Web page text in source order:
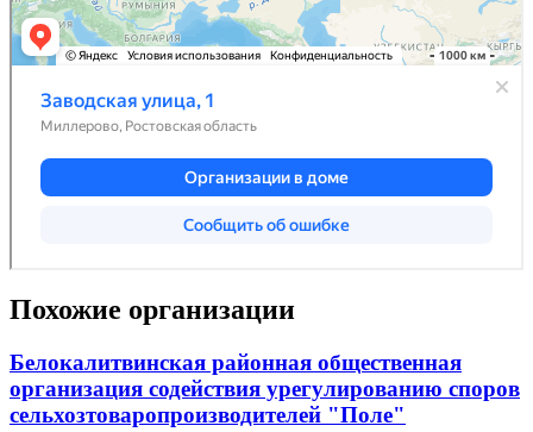
Похожие организации
Белокалитвинская районная общественная
организация содействия урегулированию споров
сельхозтоваропроизводителей "Поле"